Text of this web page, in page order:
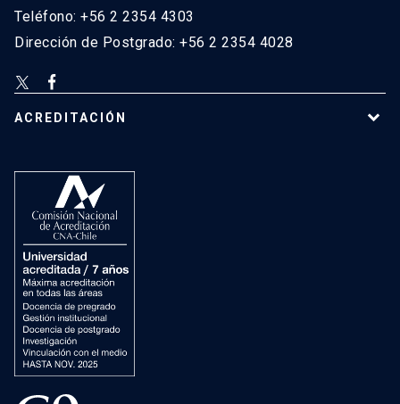
Teléfono: +56 2 2354 4303
Dirección de Postgrado: +56 2 2354 4028
ACREDITACIÓN